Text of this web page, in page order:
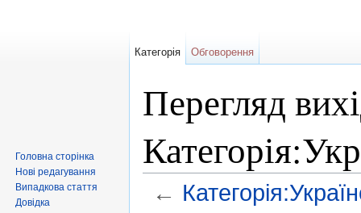
Перегляд
←
Категорія Обговорення
Головна сторінка
Нові редагування
Випадкова стаття
Довідка